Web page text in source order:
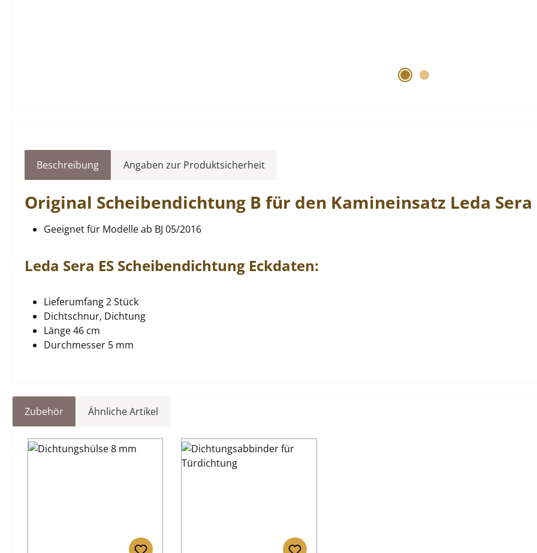
Beschreibung Angaben zur Produktsicherheit
Original Scheibendichtung B für den Kamineinsatz Leda Sera
Geeignet für Modelle ab BJ 05/2016
Leda Sera ES Scheibendichtung Eckdaten:
Lieferumfang 2 Stück
Dichtschnur, Dichtung
Länge 46 cm
Durchmesser 5 mm
Zubehör Ähnliche Artikel
Produktgalerie überspringen